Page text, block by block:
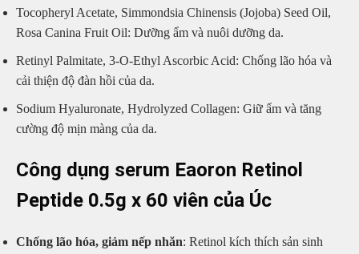
Tocopheryl Acetate, Simmondsia Chinensis (Jojoba) Seed Oil,
Rosa Canina Fruit Oil: Dưỡng ẩm và nuôi dưỡng da.
Retinyl Palmitate, 3-O-Ethyl Ascorbic Acid: Chống lão hóa và
cải thiện độ đàn hồi của da.
Sodium Hyaluronate, Hydrolyzed Collagen: Giữ ẩm và tăng
cường độ mịn màng của da.
Công dụng serum Eaoron Retinol
Peptide 0.5g x 60 viên của Úc
Chống lão hóa, giảm nếp nhăn: Retinol kích thích sản sinh